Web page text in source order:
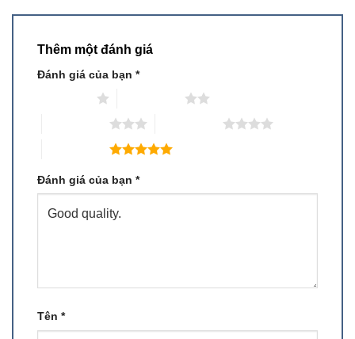
Thêm một đánh giá
Đánh giá của bạn *
Đánh giá của bạn *
Tên *